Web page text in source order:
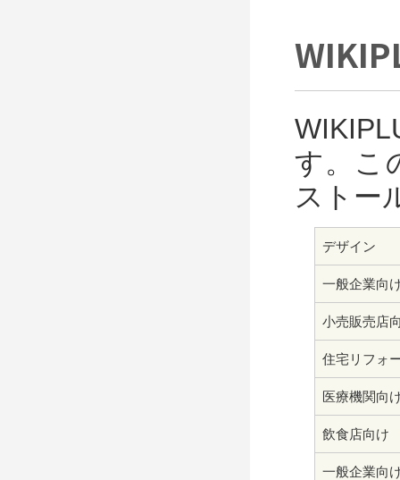
す。こ
ストー
デザイン
一般企業向
小売販売店
住宅リフォ
医療機関向
飲食店向け
一般企業向